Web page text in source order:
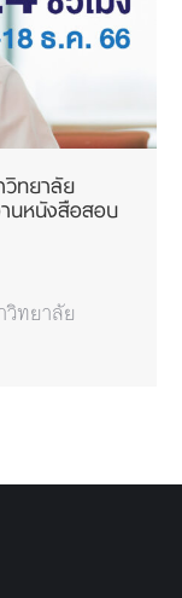
วิทยาลัย
นหนังสือสอบ
วิทยาลัย